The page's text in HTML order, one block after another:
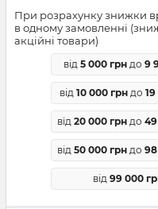
При розрахунку знижки
в одному замовленні
акційні товари)
від 5 000 грн до 9
від 10 000 грндо
від 20 000 грн до
від 50 000 грн до
від 99 000